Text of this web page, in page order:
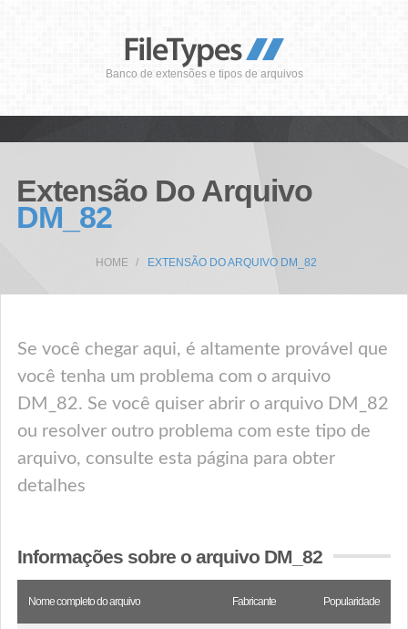
Banco de extensões e tipos de arquivos
Extensão Do Arquivo
DM_82
HOME EXTENSÃO DO ARQUIVO DM_82
Se você chegar aqui, é altamente provável que
você tenha um problema com o arquivo
DM_82. Se você quiser abrir o arquivo DM_82
ou resolver outro problema com este tipo de
arquivo, consulte esta página para obter
detalhes
Informações sobre o arquivo DM_82
Nome completo do arquivo Fabricante Popularidade